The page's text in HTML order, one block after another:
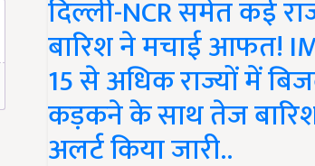
दिल्ली-NCR समेत कई
बारिश ने मचाई आफत!
15 से अधिक राज्यों में
कड़कने के साथ तेज
अलर्ट किया जारी..